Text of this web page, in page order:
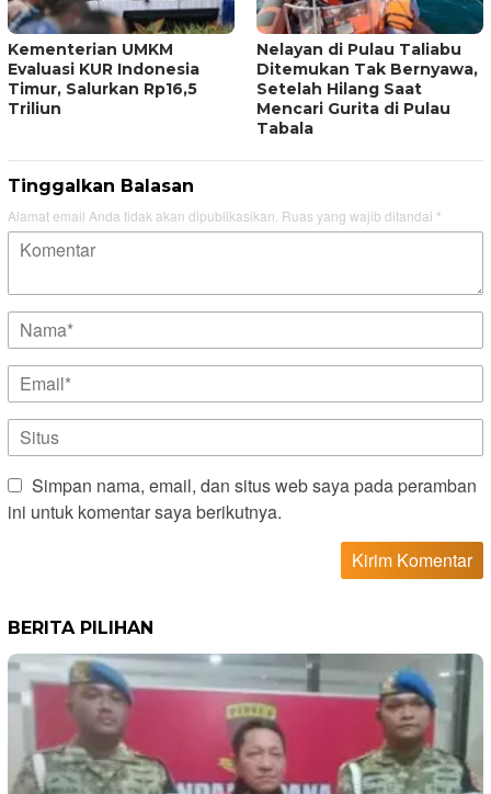
Kementerian UMKM
Evaluasi KUR Indonesia
Timur, Salurkan Rp16,5
Triliun
Nelayan di Pulau Taliabu
Ditemukan Tak Bernyawa,
Setelah Hilang Saat
Mencari Gurita di Pulau
Tabala
Tinggalkan Balasan
Alamat email Anda tidak akan dipublikasikan. Ruas yang wajib ditandai *
Simpan nama, email, dan situs web saya pada peramban
ini untuk komentar saya berikutnya.
BERITA PILIHAN